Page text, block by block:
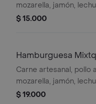
mozarella, jamón,
cebolla, salsa BBQ y
$ 15.000
Hamburguesa Mixtq
Carne artesanal, pollo
mozarella, jamón,
cebolla, salsa BBQ y
$ 19.000